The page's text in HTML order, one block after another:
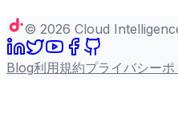
© 2026 Cloud
Blog利用規約プライバシーポ